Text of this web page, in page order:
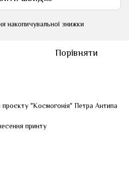
накопичувальної знижки
Порівняти
проєкту "Космогонія" Петра Антипа
принту